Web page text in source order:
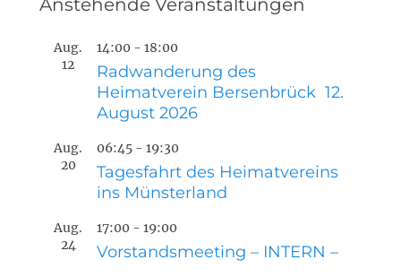
Aug.
12
14:00 - 18:00
Radwanderung des
Heimatverein Bersenbrück 12.
August 2026
Aug.
20
06:45 - 19:30
Tagesfahrt des Heimatvereins
ins Münsterland
Aug.
24
17:00 - 19:00
Vorstandsmeeting – INTERN –